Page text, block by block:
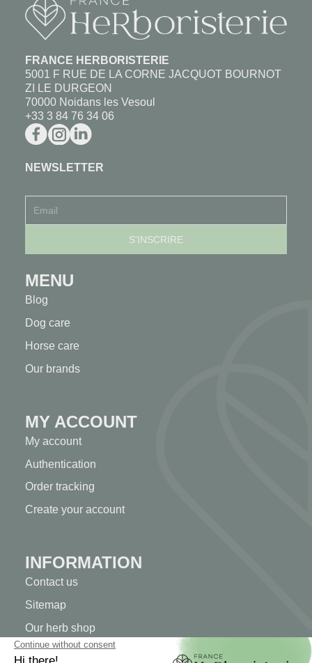
FRANCE HERBORISTERIE
5001 F RUE DE LA CORNE JACQUOT BOURNOT
ZI LE DURGEON
70000 Noidans les Vesoul
+33 3 84 76 34 06
NEWSLETTER
MENU
Blog
Dog care
Horse care
Our brands
MY ACCOUNT
My account
Authentication
Order tracking
Create your account
INFORMATION
Contact us
Sitemap
Our herb shop
Delivery